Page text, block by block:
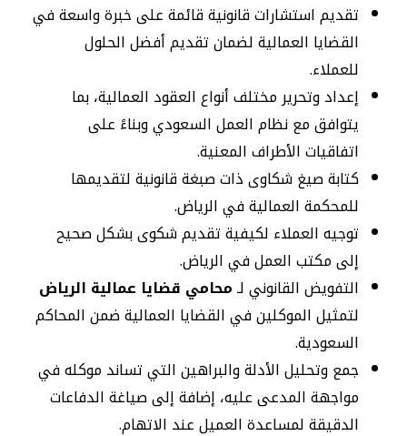
تقديم استشارات قانونية قائمة على خبرة واسعة في
القضايا العمالية لضمان تقديم أفضل الحلول
للعملاء.
إعداد وتحرير مختلف أنواع العقود العمالية، بما
يتوافق مع نظام العمل السعودي وبناءً على
اتفاقيات الأطراف المعنية.
كتابة صيغ شكاوى ذات صبغة قانونية لتقديمها
للمحكمة العمالية في الرياض.
توجيه العملاء لكيفية تقديم شكوى بشكل صحيح
إلى مكتب العمل في الرياض.
التفويض القانوني لـمحامي قضايا عمالية الرياض
لتمثيل الموكلين في القضايا العمالية ضمن المحاكم
السعودية.
جمع وتحليل الأدلة والبراهين التي تساند موكله في
مواجهة المدعى عليه، إضافة إلى صياغة الدفاعات
الدقيقة لمساعدة العميل عند الاتهام.